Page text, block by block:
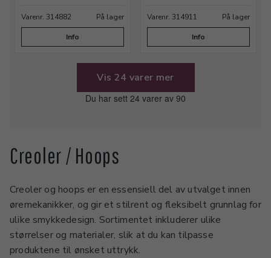
Varenr. 314882 På lager
Info
Varenr. 314911 På lager
Info
Vis 24 varer mer
Du har sett 24 varer av 90
Creoler / Hoops
Creoler og hoops er en essensiell del av utvalget innen
øremekanikker, og gir et stilrent og fleksibelt grunnlag for
ulike smykkedesign. Sortimentet inkluderer ulike
størrelser og materialer, slik at du kan tilpasse
produktene til ønsket uttrykk.